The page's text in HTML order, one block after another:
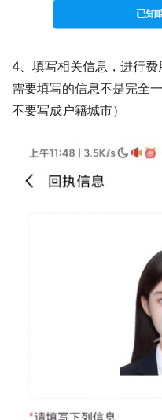
4、填写相关信息，进行
需要填写的信息不是完全
不要写成户籍城市）